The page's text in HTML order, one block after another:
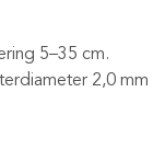
5–35 cm.
2,0 mm